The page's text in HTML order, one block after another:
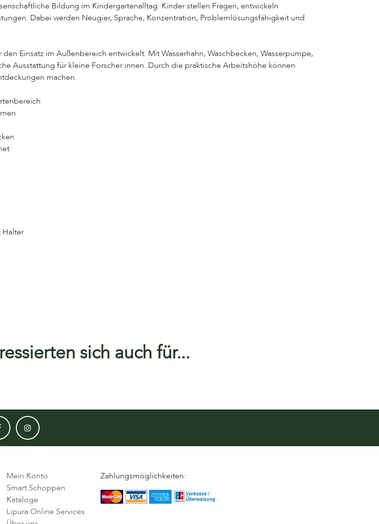
Bildung im Kindergartenalltag. Kinder stellen Fragen, entwickeln
Dabei werden Neugier, Sprache, Konzentration, Problemlösungsfähigkeit und
Einsatz im Außenbereich entwickelt. Mit Wasserhahn, Waschbecken, Wasserpumpe,
Ausstattung für kleine Forscher:innen. Durch die praktische Arbeitshöhe können
machen.
Halter
sich auch für...
Mein Konto
Smart Schoppen
Kataloge
Lipura Online Services
Zahlungsmöglichkeiten: